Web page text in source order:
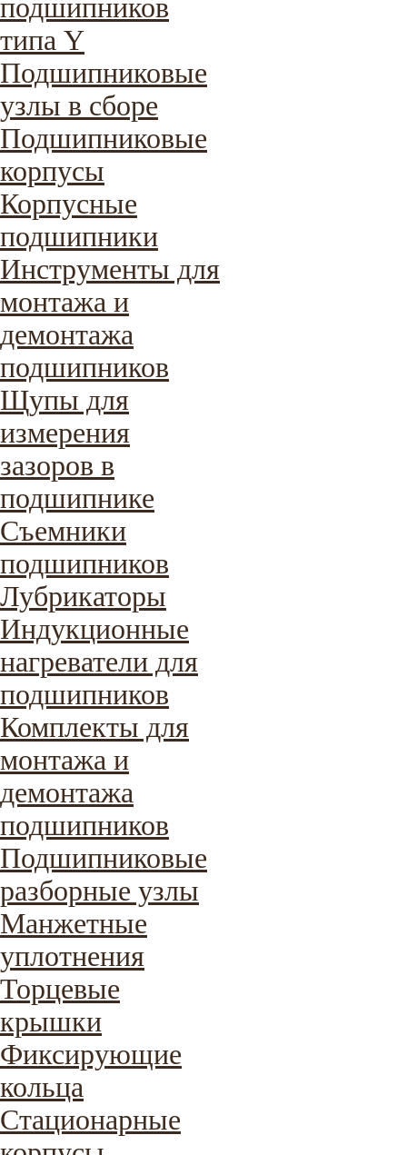
подшипников
типа Y
Подшипниковые
узлы в сборе
Подшипниковые
корпусы
Корпусные
подшипники
Инструменты для
монтажа и
демонтажа
подшипников
Щупы для
измерения
зазоров в
подшипнике
Съемники
подшипников
Лубрикаторы
Индукционные
нагреватели для
подшипников
Комплекты для
монтажа и
демонтажа
подшипников
Подшипниковые
разборные узлы
Манжетные
уплотнения
Торцевые
крышки
Фиксирующие
кольца
Стационарные